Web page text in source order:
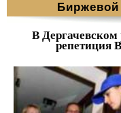
В Дергачевском
репетиция